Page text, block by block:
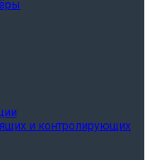
и контролирующих